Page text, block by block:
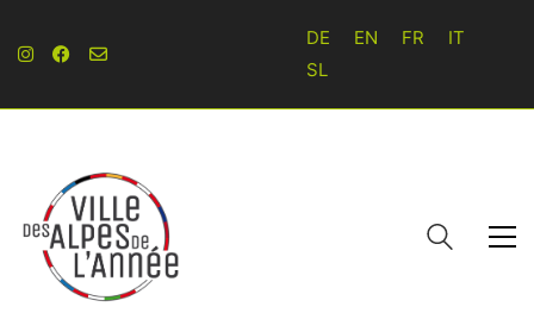
DE EN FR
IT
SL